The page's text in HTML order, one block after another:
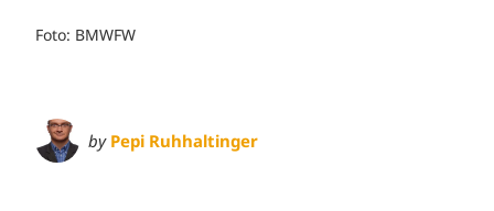
Foto: BMWFW
by Pepi Ruhhaltinger